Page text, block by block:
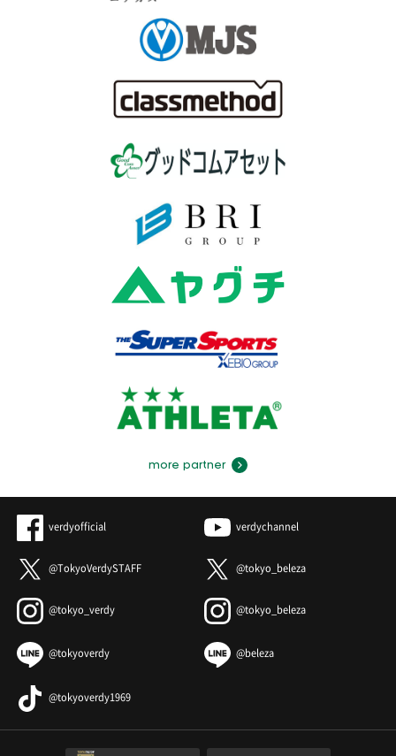
more partner
verdyofficial verdychannel
@TokyoVerdySTAFF @tokyo_beleza
@tokyo_verdy @tokyo_beleza
@tokyoverdy @beleza
@tokyoverdy1969